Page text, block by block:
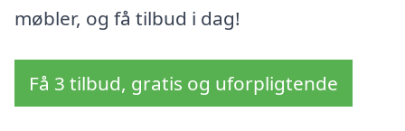
møbler, og få tilbud i dag!
Få 3 tilbud, gratis og uforpligtende